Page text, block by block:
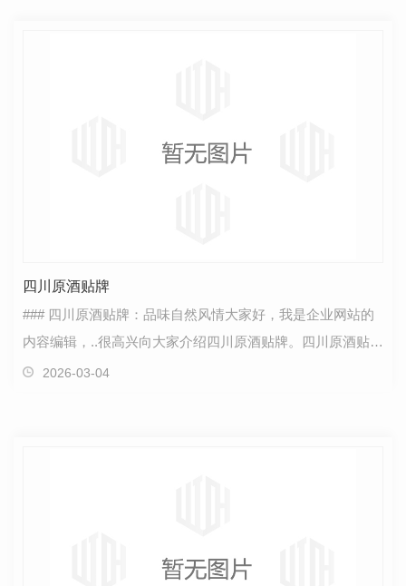
四川原酒贴牌
### 四川原酒贴牌：品味自然风情大家好，我是企业网站的
内容编辑，..很高兴向大家介绍四川原酒贴牌。四川原酒贴牌
以其独特的制作工艺和丰富的口感而闻名。我们致力…
2026-03-04